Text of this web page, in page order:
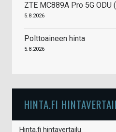
ZTE MC889A Pro 5G
5.8.2026
Polttoaineen hinta
5.8.2026
HINTA.FI
Hinta.fi hintavertailu